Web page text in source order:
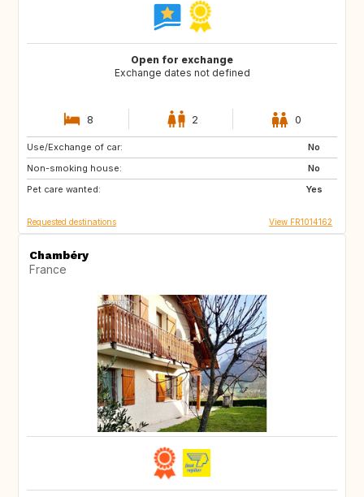
Open for exchange
Exchange dates not defined
8 2 0
Use/Exchange of car:
No
Non-smoking house:
No
Pet care wanted:
Yes
DE
IT
ES
Requested destinations View FR1014162
Chambéry
France